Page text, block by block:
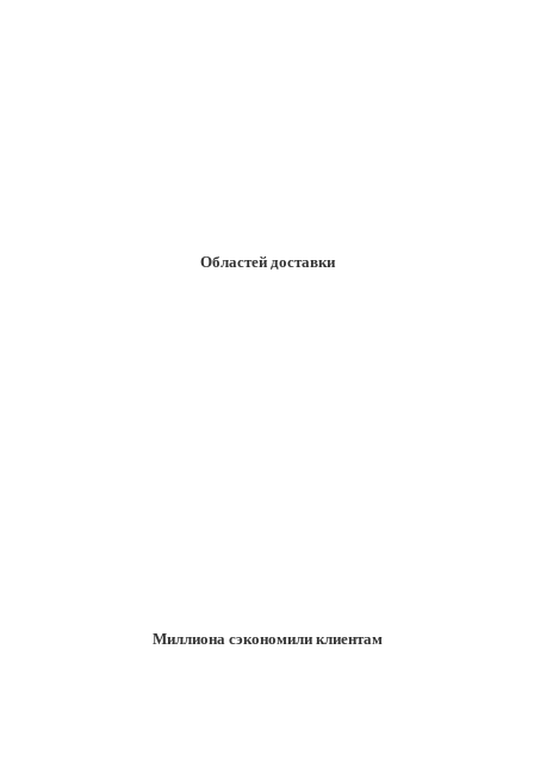
Областей доставки
Миллиона сэкономили клиентам